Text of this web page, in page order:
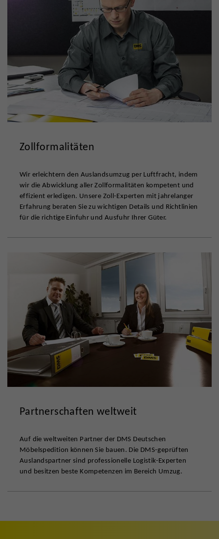
Zollformalitäten
Wir erleichtern den Auslandsumzug per Luftfracht, indem
wir die Abwicklung aller Zollformalitäten kompetent und
effizient erledigen. Unsere Zoll-Experten mit jahrelanger
Erfahrung beraten Sie zu wichtigen Details und Richtlinien
für die richtige Einfuhr und Ausfuhr Ihrer Güter.
Partnerschaften weltweit
Auf die weltweiten Partner der DMS Deutschen
Möbelspedition können Sie bauen. Die DMS-geprüften
Auslandspartner sind professionelle Logistik-Experten
und besitzen beste Kompetenzen im Bereich Umzug.